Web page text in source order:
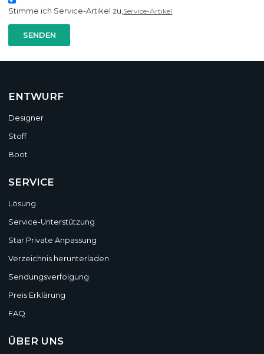
Stimme ich Service-Artikel zu,Service-Artikel
SENDEN
ENTWURF
Designer
Stoff
Boot
SERVICE
Lösung
Service-Unterstützung
Star Private Anpassung
Verzeichnis herunterladen
Sendungsverfolgung
Preis Erklärung
FAQ
ÜBER UNS